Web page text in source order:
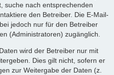
suche nach entsprechenden
den Betreiber. Die E-Mail-
jedoch nur für den Betreiber
(Administratoren) zugänglich.
wird der Betreiber nur mit
Dies gilt nicht, sofern er
zur Weitergabe der Daten (z.